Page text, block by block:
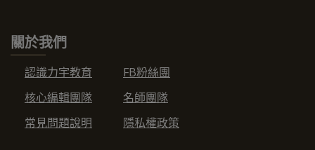
關於我們
認識力宇教育
核心編輯團隊
常見問題說明
FB粉絲團
名師團隊
隱私權政策